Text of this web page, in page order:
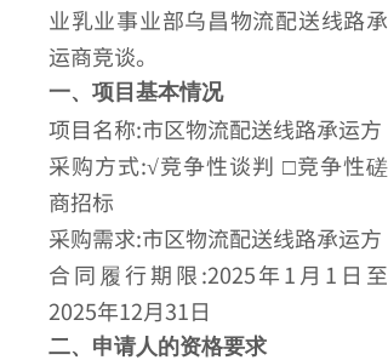
业乳业事业部乌昌物流配送线路承
运商竞谈。
一、项目基本情况
项目名称:市区物流配送线路承运方
采购方式:√竞争性谈判 □竞争性磋
商招标
采购需求:市区物流配送线路承运方
合同履行期限:2025年1月1日至
2025年12月31日
二、申请人的资格要求